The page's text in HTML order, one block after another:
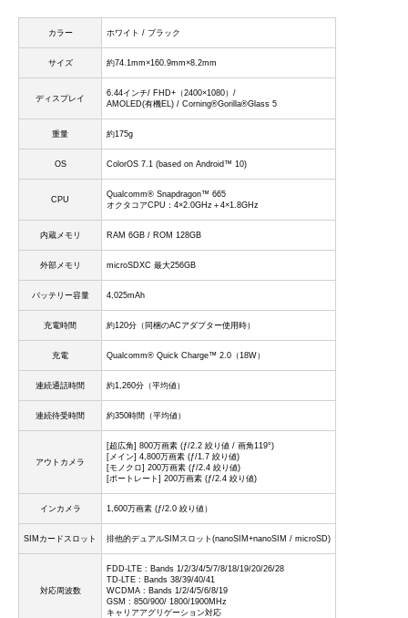
カラー ホワイト / ブラック
サイズ 約74.1mm×160.9mm×8.2mm
ディスプレイ
6.44インチ/ FHD+（2400×1080）/
AMOLED(有機EL) / Corning®Gorilla®Glass 5
重量 約175g
OS ColorOS 7.1 (based on Android™ 10)
CPU
Qualcomm® Snapdragon™ 665
オクタコアCPU：4×2.0GHz＋4×1.8GHz
内蔵メモリ RAM 6GB / ROM 128GB
外部メモリ microSDXC 最大256GB
バッテリー容量 4,025mAh
充電時間 約120分（同梱のACアダプター使用時）
充電 Qualcomm® Quick Charge™ 2.0（18W）
連続通話時間 約1,260分（平均値）
連続待受時間 約350時間（平均値）
アウトカメラ
[超広角] 800万画素 (ƒ/2.2 絞り値 / 画角119°)
[メイン] 4,800万画素 (ƒ/1.7 絞り値)
[モノクロ] 200万画素 (ƒ/2.4 絞り値)
[ポートレート] 200万画素 (ƒ/2.4 絞り値)
インカメラ 1,600万画素 (ƒ/2.0 絞り値）
SIMカードスロット 排他的デュアルSIMスロット(nanoSIM+nanoSIM / microSD)
対応周波数
FDD-LTE : Bands 1/2/3/4/5/7/8/18/19/20/26/28
TD-LTE : Bands 38/39/40/41
WCDMA : Bands 1/2/4/5/6/8/19
GSM : 850/900/ 1800/1900MHz
キャリアアグリゲーション対応